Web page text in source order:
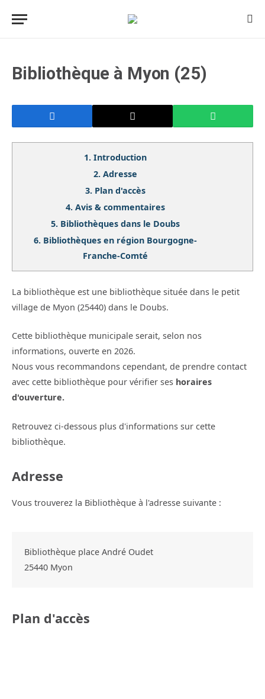
Bibliothèque à Myon (25)
1. Introduction
2. Adresse
3. Plan d'accès
4. Avis & commentaires
5. Bibliothèques dans le Doubs
6. Bibliothèques en région Bourgogne-
Franche-Comté
La bibliothèque est une bibliothèque située dans le petit
village de Myon (25440) dans le Doubs.
Cette bibliothèque municipale serait, selon nos
informations, ouverte en 2026.
Nous vous recommandons cependant, de prendre contact
avec cette bibliothèque pour vérifier ses horaires
d'ouverture.
Retrouvez ci-dessous plus d'informations sur cette
bibliothèque.
Adresse
Vous trouverez la Bibliothèque à l'adresse suivante :
Bibliothèque place André Oudet
25440 Myon
Plan d'accès